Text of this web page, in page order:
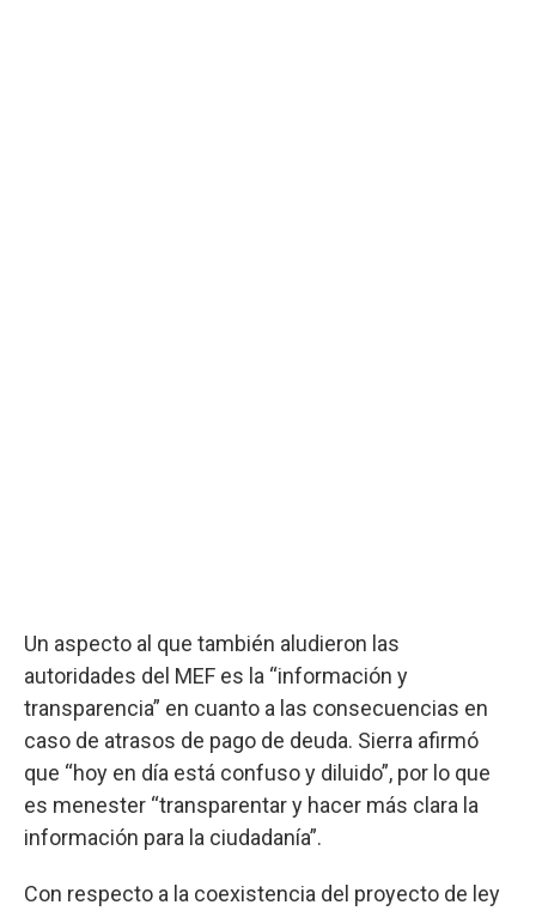
Un aspecto al que también aludieron las
autoridades del MEF es la “información y
transparencia” en cuanto a las consecuencias en
caso de atrasos de pago de deuda. Sierra afirmó
que “hoy en día está confuso y diluido”, por lo que
es menester “transparentar y hacer más clara la
información para la ciudadanía”.
Con respecto a la coexistencia del proyecto de ley